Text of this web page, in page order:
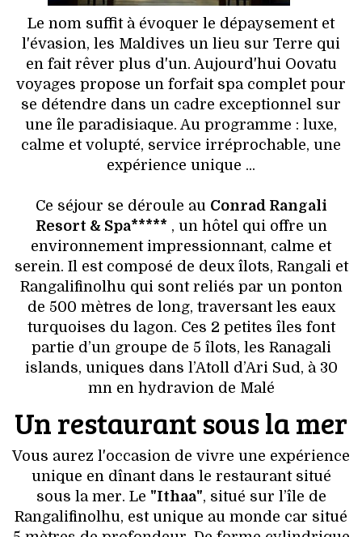
MODE DE RUE
JEUNES CRÉATEURS
HISTOIRE DES MARQUES
DÉCO
VOYAGES & LOISIRS
Le nom suffit à évoquer le dépaysement et
l'évasion, les Maldives un lieu sur Terre qui
en fait rêver plus d'un. Aujourd'hui Oovatu
voyages propose un forfait spa complet pour
se détendre dans un cadre exceptionnel sur
une île paradisiaque. Au programme : luxe,
calme et volupté, service irréprochable, une
expérience unique ...
Ce séjour se déroule au Conrad Rangali
Resort & Spa***** , un hôtel qui offre un
environnement impressionnant, calme et
serein. Il est composé de deux îlots, Rangali et
Rangalifinolhu qui sont reliés par un ponton
de 500 mètres de long, traversant les eaux
turquoises du lagon. Ces 2 petites îles font
partie d’un groupe de 5 îlots, les Ranagali
islands, uniques dans l’Atoll d’Ari Sud, à 30
mn en hydravion de Malé
Un restaurant sous la mer
Vous aurez l'occasion de vivre une expérience
unique en dînant dans le restaurant situé
sous la mer. Le "Ithaa", situé sur l’île de
Rangalifinolhu, est unique au monde car situé